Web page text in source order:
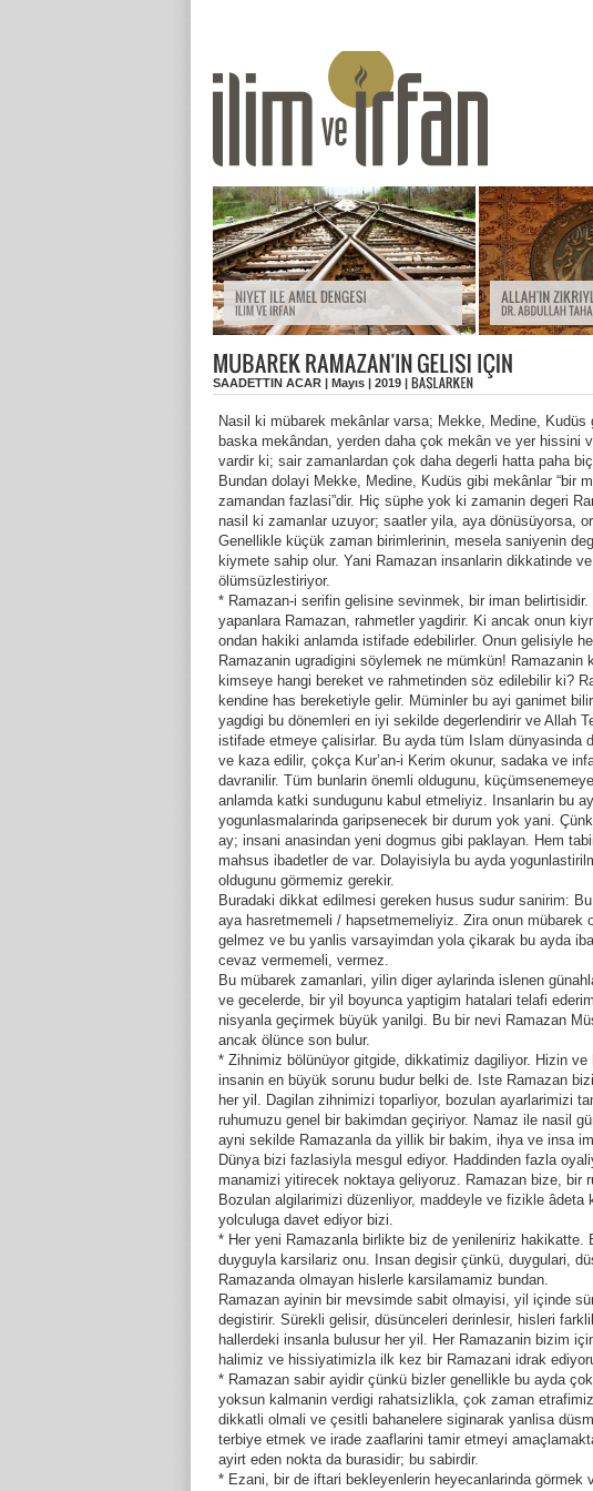
SAADETTIN ACAR | Mayıs | 2019 |
Nasil ki mübarek mekânlar varsa; Mekke, Medine,
baska mekândan, yerden daha çok mekân ve yer hissini
vardir ki; sair zamanlardan çok daha degerli hatta paha
Bundan dolayi Mekke, Medine, Kudüs gibi mekânlar “bir
zamandan fazlasi”dir. Hiç süphe yok ki zamanin degeri
nasil ki zamanlar uzuyor; saatler yila, aya dönüsüyorsa,
Genellikle küçük zaman birimlerinin, mesela saniyenin
kiymete sahip olur. Yani Ramazan insanlarin dikkatinde
ölümsüzlestiriyor.
* Ramazan-i serifin gelisine sevinmek, bir iman
yapanlara Ramazan, rahmetler yagdirir. Ki ancak onun
ondan hakiki anlamda istifade edebilirler. Onun gelisiyle
Ramazanin ugradigini söylemek ne mümkün!
kimseye hangi bereket ve rahmetinden söz edilebilir ki?
kendine has bereketiyle gelir. Müminler bu ayi ganimet
yagdigi bu dönemleri en iyi sekilde degerlendirir ve Allah
istifade etmeye çalisirlar. Bu ayda tüm Islam dünyasinda
ve kaza edilir, çokça Kur’an-i Kerim okunur, sadaka ve
davranilir. Tüm bunlarin önemli oldugunu,
anlamda katki sundugunu kabul etmeliyiz. Insanlarin bu
yogunlasmalarinda garipsenecek bir durum yok yani.
ay; insani anasindan yeni dogmus gibi paklayan. Hem
mahsus ibadetler de var. Dolayisiyla bu ayda
oldugunu görmemiz gerekir.
Buradaki dikkat edilmesi gereken husus sudur sanirim:
aya hasretmemeli / hapsetmemeliyiz. Zira onun mübarek
gelmez ve bu yanlis varsayimdan yola çikarak bu ayda
cevaz vermemeli, vermez.
Bu mübarek zamanlari, yilin diger aylarinda islenen
ve gecelerde, bir yil boyunca yaptigim hatalari telafi
nisyanla geçirmek büyük yanilgi. Bu bir nevi Ramazan
ancak ölünce son bulur.
* Zihnimiz bölünüyor gitgide, dikkatimiz dagiliyor. Hizin
insanin en büyük sorunu budur belki de. Iste Ramazan
her yil. Dagilan zihnimizi toparliyor, bozulan ayarlarimizi
ruhumuzu genel bir bakimdan geçiriyor. Namaz ile nasil
ayni sekilde Ramazanla da yillik bir bakim, ihya ve insa
Dünya bizi fazlasiyla mesgul ediyor. Haddinden fazla
manamizi yitirecek noktaya geliyoruz. Ramazan bize, bir
Bozulan algilarimizi düzenliyor, maddeyle ve fizikle
yolculuga davet ediyor bizi.
* Her yeni Ramazanla birlikte biz de yenileniriz
duyguyla karsilariz onu. Insan degisir çünkü, duygulari,
Ramazanda olmayan hislerle karsilamamiz bundan.
Ramazan ayinin bir mevsimde sabit olmayisi, yil içinde
degistirir. Sürekli gelisir, düsünceleri derinlesir, hisleri
hallerdeki insanla bulusur her yil. Her Ramazanin bizim
halimiz ve hissiyatimizla ilk kez bir Ramazani idrak
* Ramazan sabir ayidir çünkü bizler genellikle bu ayda
yoksun kalmanin verdigi rahatsizlikla, çok zaman
dikkatli olmali ve çesitli bahanelere siginarak yanlisa
terbiye etmek ve irade zaaflarini tamir etmeyi
ayirt eden nokta da burasidir; bu sabirdir.
* Ezani, bir de iftari bekleyenlerin heyecanlarinda